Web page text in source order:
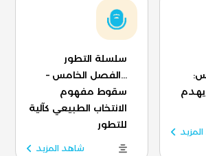
يهدم
سلسلة التطور
...الفصل الخامس –
سقوط مفهوم
الانتخاب الطبيعي كآلية
للتطور
شاهد المزيد